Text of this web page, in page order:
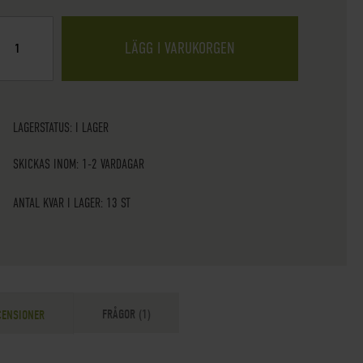
LÄGG I VARUKORGEN
LAGERSTATUS: I LAGER
SKICKAS INOM: 1-2 VARDAGAR
ANTAL KVAR I LAGER: 13 ST
FRÅGOR 1